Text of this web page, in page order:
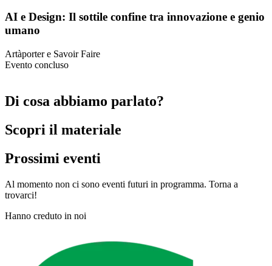
AI e Design: Il sottile confine tra innovazione e genio
umano
Artàporter e Savoir Faire
Evento concluso
Di cosa abbiamo parlato?
Scopri il materiale
Prossimi eventi
Al momento non ci sono eventi futuri in programma. Torna a
trovarci!
Hanno creduto in noi